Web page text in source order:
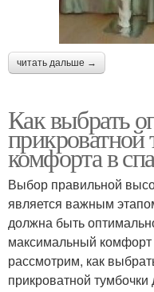
читать дальше →
Как выбрать
комфорта в
Выбор правильной
является важным
должна быть
максимальный комфорт
рассмотрим, как
прикроватной